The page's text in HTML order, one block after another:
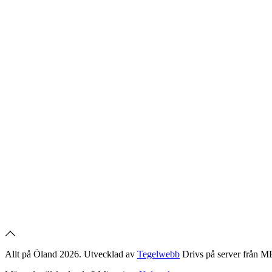
Allt på Öland 2026. Utvecklad av Tegelwebb Drivs på server från